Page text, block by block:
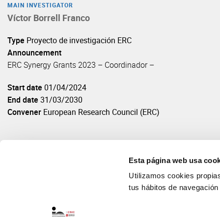
Esta página web usa
Utilizamos cookies
tus hábitos de
MAIN INVESTIGATOR
Víctor Borrell Franco
Type Proyecto de investigación ERC
Announcement
ERC Synergy Grants 2023 – Coordinador –
Start date 01/04/2024
End date 31/03/2030
Convener European Research Council (ERC)